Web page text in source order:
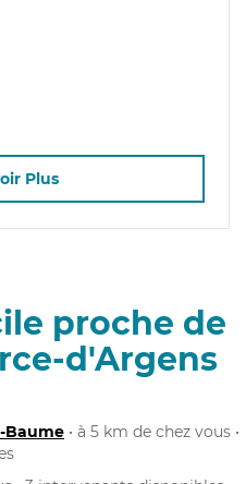
Plus
proche de
d'Argens
Baume • à 5 km de chez vous •